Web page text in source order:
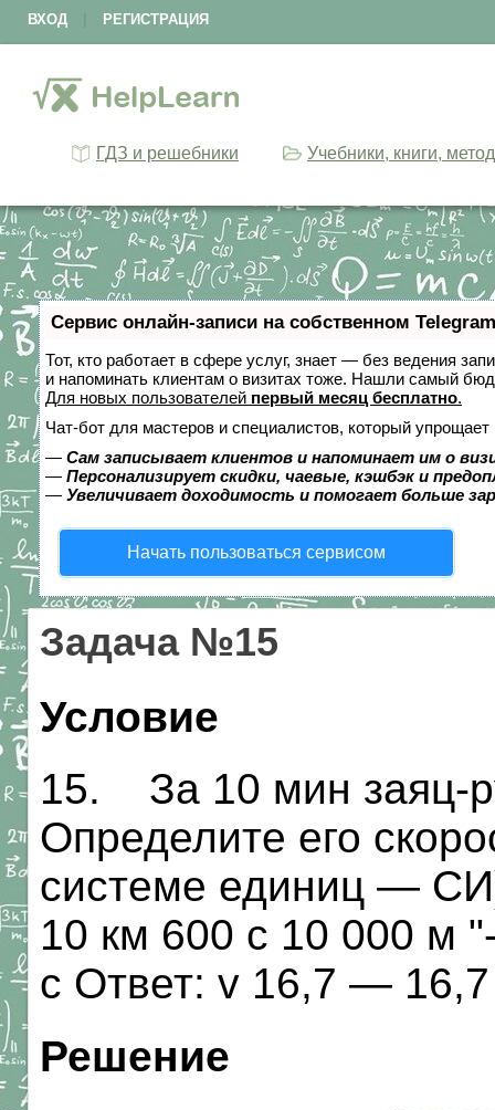
ВХОД РЕГИСТРАЦИЯ
ГДЗ и решебники Учебники, книги,
Сервис онлайн-записи на собственном
Тот, кто работает в сфере услуг, знает — без ведения
и напоминать клиентам о визитах тоже. Нашли самый
Для новых пользователей первый месяц бесплатно.
Чат-бот для мастеров и специалистов, который упрощает
— Сам записывает клиентов и напоминает им о
— Персонализирует скидки, чаевые, кэшбэк и
— Увеличивает доходимость и помогает больше
Начать пользоваться сервисом
Задача №15
Условие
15. За 10 мин заяц-
Определите его
системе единиц —
10 км 600 с 10 000 м
с Ответ: v 16,7 —
Решение